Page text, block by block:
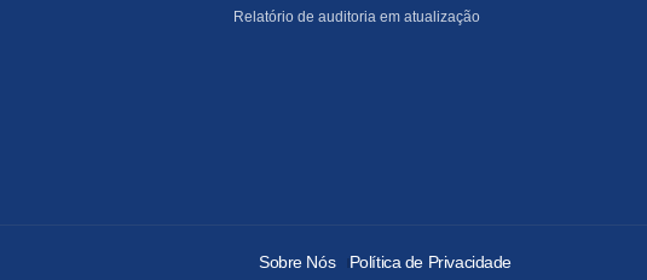
Relatório de auditoria em atualização
Sobre Nós Política de Privacidade